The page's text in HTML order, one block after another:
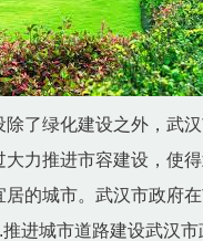
除了绿化建设之外，武
力推进市容建设，使
居的城市。武汉市政府
进城市道路建设武汉市